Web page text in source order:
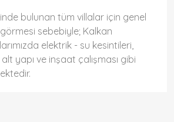
bulunan tüm villalar için genel
sebebiyle; Kalkan
elektrik - su kesintileri,
yapı ve inşaat çalışması gibi